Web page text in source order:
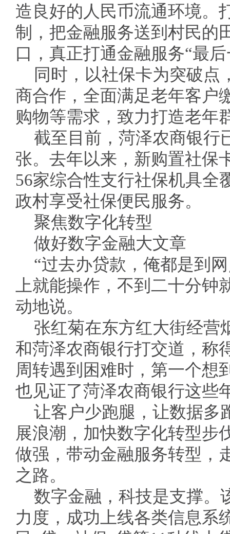
造良好的人民币流通环境。
制，把金融服务送到村民的
口，真正打通金融服务“最
同时，以社保卡为突破点
商合作，全面满足老年客户
购物等需求，致力打造老年
截至目前，菏泽农商银行
张。去年以来，新购置社保
56家综合性支行社保机具全
政村享受社保便民服务。
聚焦数字化转型
做好数字金融大文章
“过去办贷款，俺都是到
上就能操作，不到二十分
动地说。
张红菊在东方红大街经营
和菏泽农商银行打交道，称
周转遇到困难时，第一个想
也见证了菏泽农商银行这些
让客户少跑腿，让数据多
展浪潮，加快数字化转型步
做强，带动金融服务转型，
之路。
数字金融，科技是支撑。
力度，成功上线各类信息系